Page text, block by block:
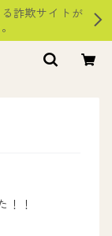
詐欺サイトが
！！